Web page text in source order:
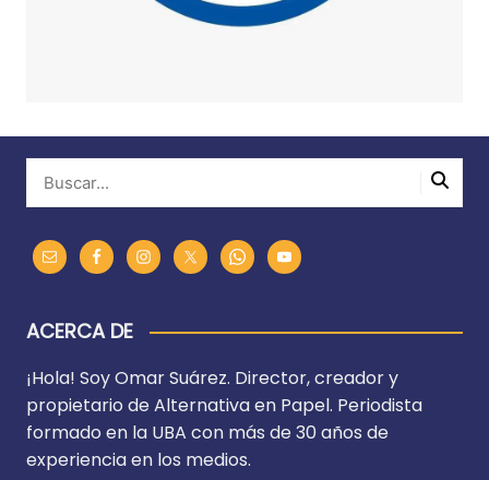
ACERCA DE
¡Hola! Soy Omar Suárez. Director, creador y
propietario de Alternativa en Papel. Periodista
formado en la UBA con más de 30 años de
experiencia en los medios.